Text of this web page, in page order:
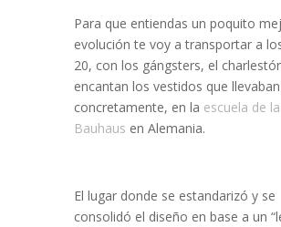
Para que entiendas un poquito
evolución te voy a transportar a
20, con los gángsters, el
encantan los vestidos que
concretamente, en la escuela de la
Bauhaus en Alemania.
El lugar donde se estandarizó y se
consolidó el diseño en base a un